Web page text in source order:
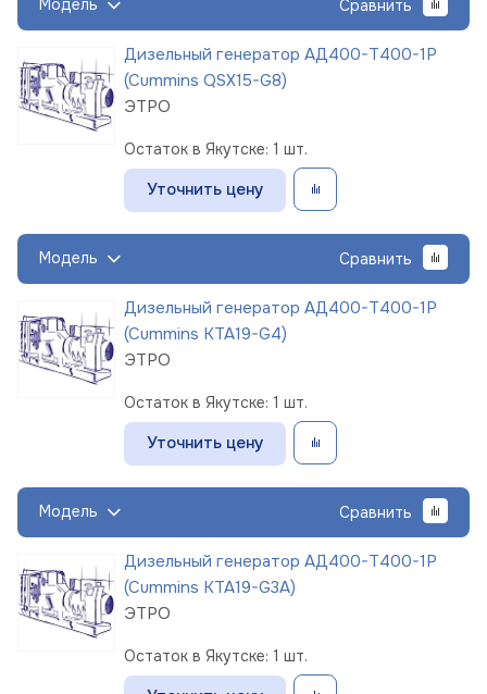
Модель Сравнить
Дизельный генератор АД400-Т400-1Р
(Cummins QSX15-G8)
ЭТРО
Остаток в Якутске: 1 шт.
Уточнить цену
Модель Сравнить
Дизельный генератор АД400-Т400-1Р
(Cummins KTA19-G4)
ЭТРО
Остаток в Якутске: 1 шт.
Уточнить цену
Модель Сравнить
Дизельный генератор АД400-Т400-1Р
(Cummins KTA19-G3A)
ЭТРО
Остаток в Якутске: 1 шт.